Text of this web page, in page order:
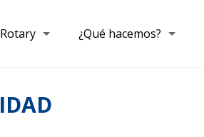
Rotary ¿Qué hacemos?